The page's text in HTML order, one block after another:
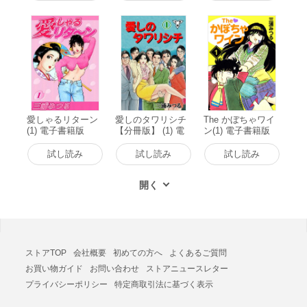
愛しゃるリターン
(1) 電子書籍版
試し読み
愛しのタワリシチ
【分冊版】 (1) 電
子書籍版
試し読み
The かぼちゃワイ
ン(1) 電子書籍版
試し読み
ストアTOP 会社概要 初めての方へ
よくあるご質問
お買い物ガイド
お問い合わせ
ストアニュースレター
プライバシーポリシー
特定商取引法に基づく表示